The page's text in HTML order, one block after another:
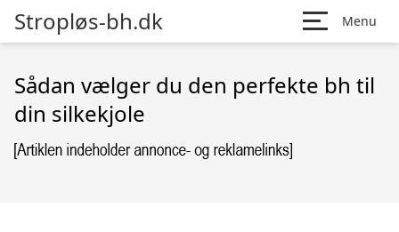
Stropløs-bh.dk Menu
Sådan vælger du den perfekte bh til
din silkekjole